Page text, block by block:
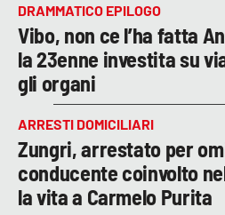
DRAMMATICO EPILOGO
Vibo, non ce l’ha fatta
la 23enne investita su
gli organi
ARRESTI DOMICILIARI
Zungri, arrestato per
conducente coinvolto
la vita a Carmelo Purita